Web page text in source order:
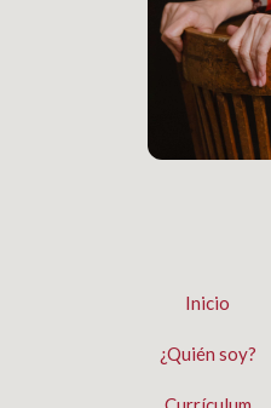
Inicio
¿Quién soy?